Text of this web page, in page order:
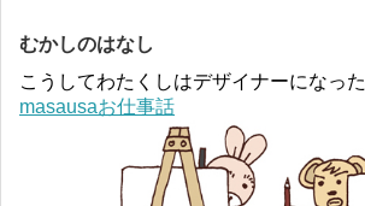
むかしのはなし
こうしてわたくしはデザイナーになった
masausaお仕事話